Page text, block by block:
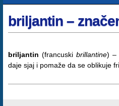
briljantin –
briljantin (francuski brillantine) –
daje sjaj i pomaže da se oblikuje